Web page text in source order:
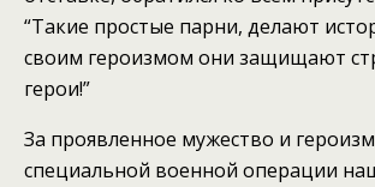
“Такие простые парни, делают
своим героизмом они защищают
герои!”
За проявленное мужество и
специальной военной операции